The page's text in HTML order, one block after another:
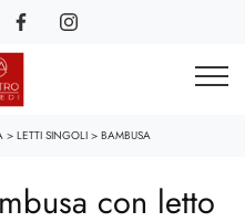
> LETTI SINGOLI > BAMBUSA
con letto